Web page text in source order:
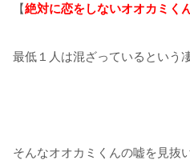
【絶対に恋をしないオオカミく
最低１人は混ざっているという
そんなオオカミくんの嘘を見抜